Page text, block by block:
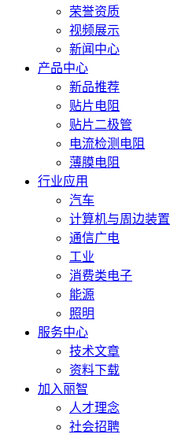
荣誉资质
视频展示
新闻中心
产品中心
新品推荐
贴片电阻
贴片二极管
电流检测电阻
薄膜电阻
行业应用
汽车
计算机与周边装置
通信广电
工业
消费类电子
能源
照明
服务中心
技术文章
资料下载
加入丽智
人才理念
社会招聘